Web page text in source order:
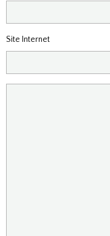
Site Internet